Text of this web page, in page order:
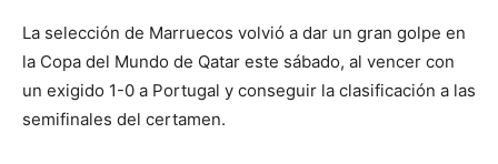
La selección de Marruecos volvió a dar un gran golpe en
la Copa del Mundo de Qatar este sábado, al vencer con
un exigido 1-0 a Portugal y conseguir la clasificación a las
semifinales del certamen.